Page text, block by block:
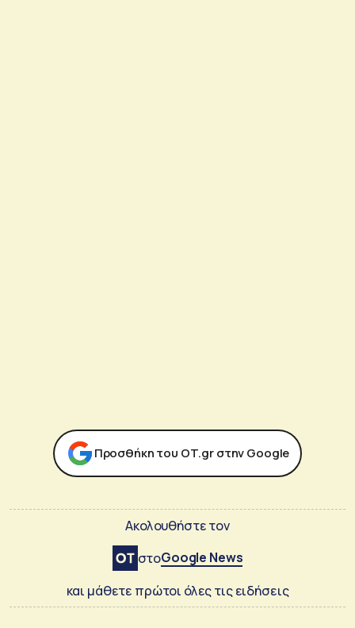
Προσθήκη του ΟΤ.gr στην Google
Ακολουθήστε τον
στοGoogle News
και μάθετε πρώτοι όλες τις ειδήσεις